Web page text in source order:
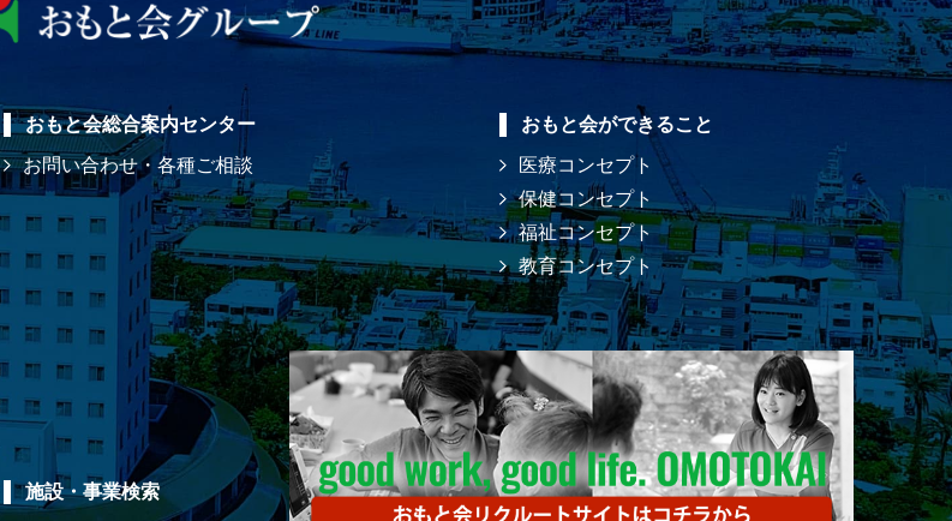
おもと会総合案内センター
お問い合わせ・各種ご相談
おもと会ができること
医療コンセプト
保健コンセプト
福祉コンセプト
教育コンセプト
施設・事業検索